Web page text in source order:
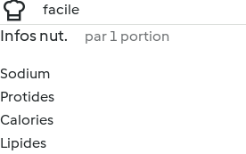
facile
Infos nut. par 1 portion
Sodium
Protides
Calories
Lipides